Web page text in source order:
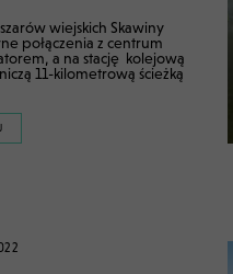
wiejskich Skawiny
połączenia z centrum
a na stację kolejową
11-kilometrową ścieżką